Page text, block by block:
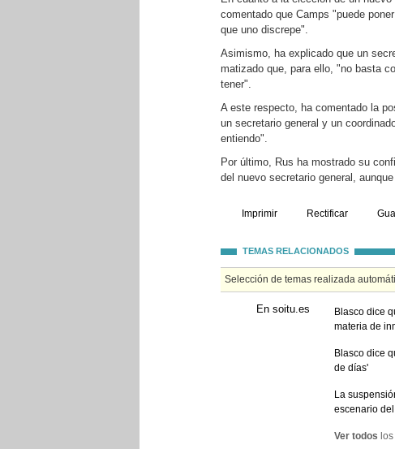
comentado que Camps "puede
que uno discrepe".
Asimismo, ha explicado que un
matizado que, para ello, "no basta
tener".
A este respecto, ha comentado la
un secretario general y un
entiendo".
Por último, Rus ha mostrado su
del nuevo secretario general,
Imprimir Rectificar
TEMAS RELACIONADOS
Selección de temas realizada
En soitu.es
Blasco dice
materia de
Blasco dice
de días'
La
escenario
Ver todos